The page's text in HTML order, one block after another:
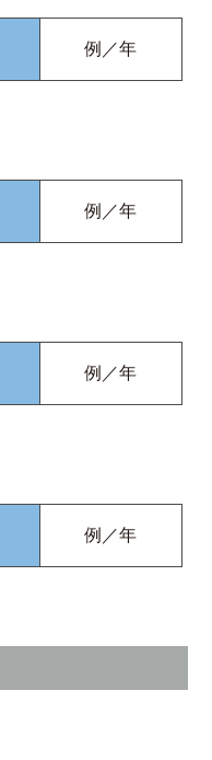
例／年
例／年
例／年
例／年